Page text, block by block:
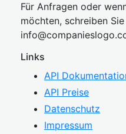
Für Anfragen oder
möchten, schreiben
info@companies
Links
API
API Preise
Datenschutz
Impressum